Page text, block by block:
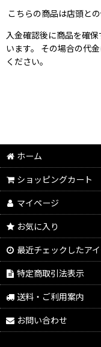
こちらの商品は店頭と
入金確認後に商品を確
います。 その場合の代
ください。
ホーム
ショッピングカート
マイページ
お気に入り
最近チェックしたア
特定商取引法表示
送料・ご利用案内
お問い合わせ